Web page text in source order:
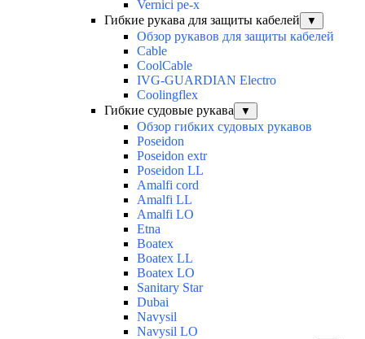
Vernici pe-x
Гибкие рукава для защиты кабелей
▼
Обзор рукавов для защиты кабелей
Cable
CoolCable
IVG-GUARDIAN Electro
Coolingflex
Гибкие судовые рукава
▼
Обзор гибких судовых рукавов
Poseidon
Poseidon extr
Poseidon LL
Amalfi cord
Amalfi LL
Amalfi LO
Etna
Boatex
Boatex LL
Boatex LO
Sanitary Star
Dubai
Navysil
Navysil LO